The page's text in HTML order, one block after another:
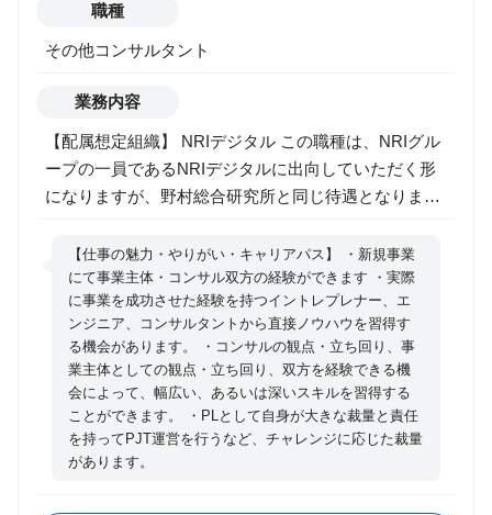
職種
その他コンサルタント
業務内容
【配属想定組織】 NRIデジタル この職種は、NRIグル
ープの一員であるNRIデジタルに出向していただく形
になりますが、野村総合研究所と同じ待遇となりま
ループのデジタルビジネス専門会社です。 デジタル分
野におけるコンサルティングとソリューションそれぞ
れの専門家が顧客企業と併走し、デジタル化戦略の構
想立案から、 先端ITソリューションの選定・構築、事
業の実行支援、プロジェクト全体の検証・改善に至る
まで支援しています。 【組織の概要】 ・競争軸を変
えることによって、顧客の利益を最大化するビジネス
モデルを作り上げる。 ・主として事業会社に向けて、
デジタル技術を活用した既存事業の変革、新規事業・
【仕事の魅力・やりがい・キャリアパス】 ・新規事業
にて事業主体・コンサル双方の経験ができます ・実際
に事業を成功させた経験を持つイントレプレナー、エ
ンジニア、コンサルタントから直接ノウハウを習得す
る機会があります。 ・コンサルの観点・立ち回り、事
業主体としての観点・立ち回り、双方を経験できる機
会によって、幅広い、あるいは深いスキルを習得する
ことができます。 ・PLとして自身が大きな裁量と責任
を持ってPJT運営を行うなど、チャレンジに応じた裁量
があります。